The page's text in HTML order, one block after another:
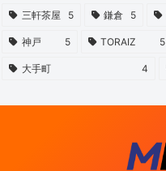
三軒茶屋 5 鎌倉 5
神戸 5 TORAIZ 5
大手町 4